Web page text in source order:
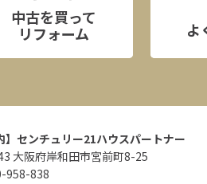
中古を買って
リフォーム
よ
】センチュリー21ハウスパートナー
大阪府岸和田市宮前町8-25
958-838